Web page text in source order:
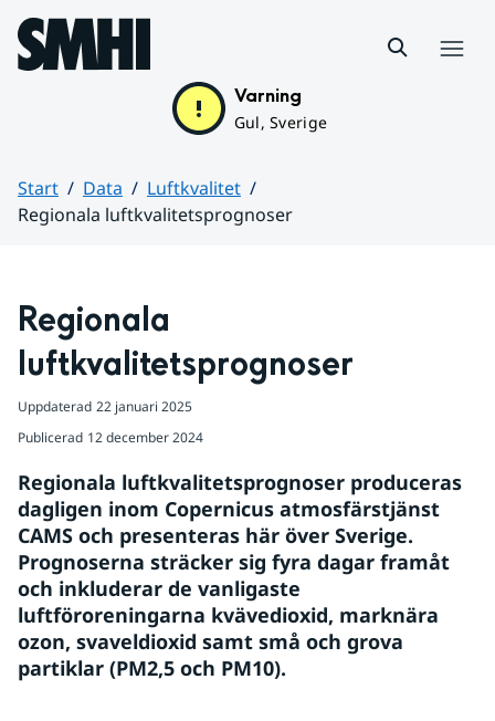
Hoppa till sidans innehåll
Varning
Gul, Sverige
Start Data
Luftkvalitet
Regionala luftkvalitetsprognoser
Regionala
luftkvalitetsprognoser
Uppdaterad 22 januari 2025
Publicerad 12 december 2024
Regionala luftkvalitetsprognoser produceras
dagligen inom Copernicus atmosfärstjänst
CAMS och presenteras här över Sverige.
Prognoserna sträcker sig fyra dagar framåt
och inkluderar de vanligaste
luftföroreningarna kvävedioxid, marknära
ozon, svaveldioxid samt små och grova
partiklar (PM2,5 och PM10).